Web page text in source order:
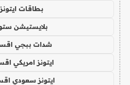
بطاقات ايتونز
بلايستيشن
شدات ببجي
ايتونز امريكي
ايتونز سعودي